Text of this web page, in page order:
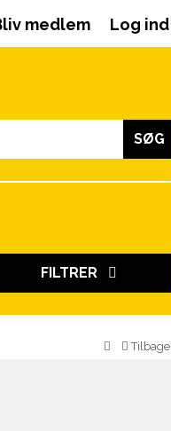
medlem Log ind
SØG
Tilbage